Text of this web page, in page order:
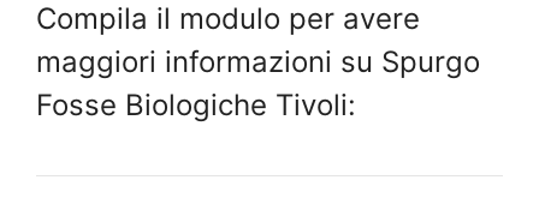
Compila il modulo per avere
maggiori informazioni su Spurgo
Fosse Biologiche Tivoli: